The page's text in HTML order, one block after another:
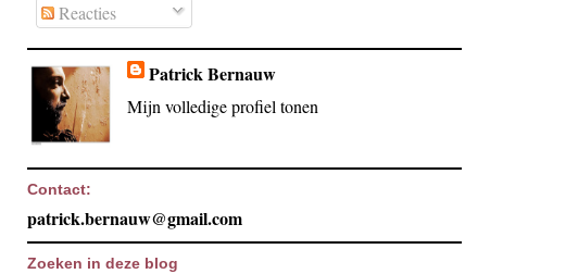
Reacties
Patrick Bernauw
Mijn volledige profiel tonen
Contact:
patrick.bernauw@gmail.com
Zoeken in deze blog